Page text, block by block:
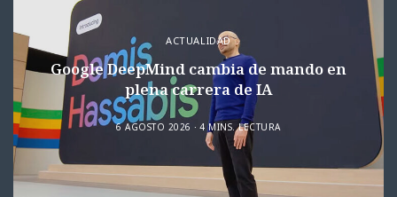
ACTUALIDAD
Google DeepMind cambia de mando en
plena carrera de IA
6 AGOSTO 2026 4 MINS. LECTURA